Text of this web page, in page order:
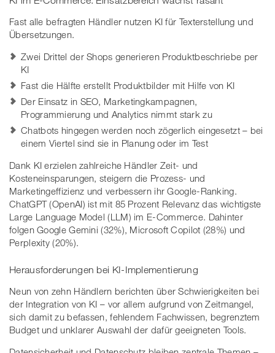
Fast alle befragten Händler nutzen KI für Texterstellung und
Übersetzungen.
Zwei Drittel der Shops generieren Produktbeschriebe per
KI
Fast die Hälfte erstellt Produktbilder mit Hilfe von KI
Der Einsatz in SEO, Marketingkampagnen,
Programmierung und Analytics nimmt stark zu
Chatbots hingegen werden noch zögerlich eingesetzt – bei
einem Viertel sind sie in Planung oder im Test
Dank KI erzielen zahlreiche Händler Zeit- und
Kosteneinsparungen, steigern die Prozess- und
Marketingeffizienz und verbessern ihr Google-Ranking.
ChatGPT (OpenAI) ist mit 85 Prozent Relevanz das wichtigste
Large Language Model (LLM) im E-Commerce. Dahinter
folgen Google Gemini (32%), Microsoft Copilot (28%) und
Perplexity (20%).
Herausforderungen bei KI-Implementierung
Neun von zehn Händlern berichten über Schwierigkeiten bei
der Integration von KI – vor allem aufgrund von Zeitmangel,
sich damit zu befassen, fehlendem Fachwissen, begrenztem
Budget und unklarer Auswahl der dafür geeigneten Tools.